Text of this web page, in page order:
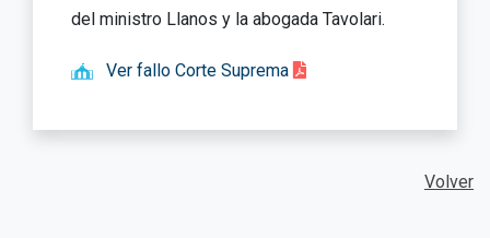
del ministro Llanos y la abogada Tavolari.
Ver fallo Corte Suprema
Volver